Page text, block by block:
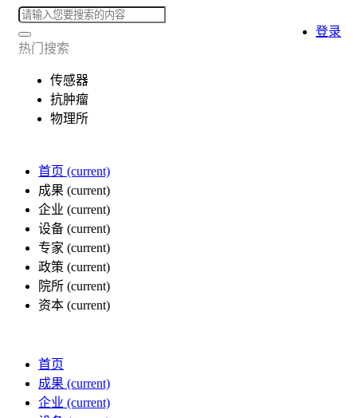
热门搜索
传感器
抗肿瘤
物理所
首页 (current)
成果 (current)
企业 (current)
设备 (current)
专家 (current)
政策 (current)
院所 (current)
资本 (current)
登录
首页
成果 (current)
企业 (current)